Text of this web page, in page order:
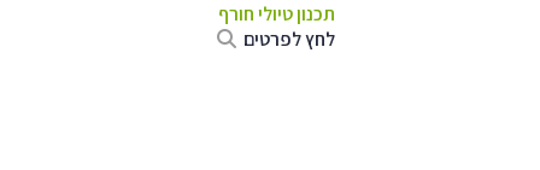
תכנון טיולי חורף
לחץ לפרטים